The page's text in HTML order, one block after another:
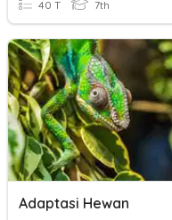
40 T 7th
Adaptasi Hewan